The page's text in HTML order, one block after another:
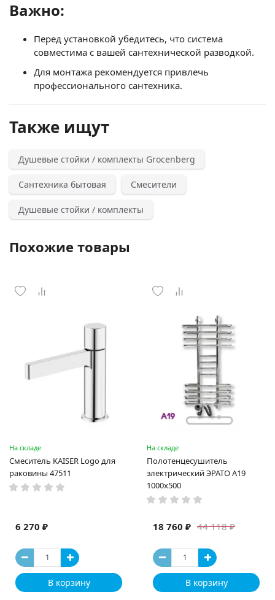
Важно:
Перед установкой убедитесь, что система
совместима с вашей сантехнической разводкой.
Для монтажа рекомендуется привлечь
профессионального сантехника.
Также ищут
Душевые стойки / комплекты Grocenberg
Сантехника бытовая Смесители
Душевые стойки / комплекты
Похожие товары
На складе
Смеситель KAISER Logo для
раковины 47511
6 270 ₽
В корзину
На складе
Полотенцесушитель
электрический ЭРАТО А19
1000x500
44 118 ₽
18 760 ₽
В корзину